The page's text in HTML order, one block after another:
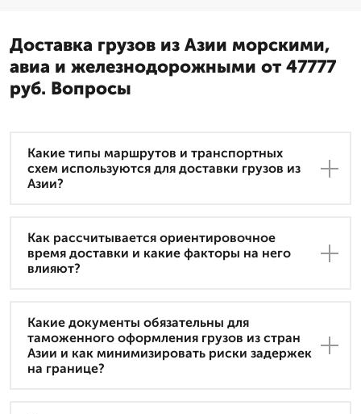
Доставка грузов из Азии морскими,
авиа и железнодорожными от 47777
руб. Вопросы
Какие типы маршрутов и транспортных
схем используются для доставки грузов из
Азии?
Как рассчитывается ориентировочное
время доставки и какие факторы на него
влияют?
Какие документы обязательны для
таможенного оформления грузов из стран
Азии и как минимизировать риски задержек
на границе?